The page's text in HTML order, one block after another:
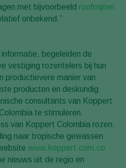
met bijvoorbeeld roofmijten
onbekend.”
begeleiden de
vestiging rozentelers bij hun
productievere manier van
producten en deskundig
consultants van Koppert
te stimuleren.
van Koppert Colombia rozen.
naar tropische gewassen
www.koppert.com.co
nieuws uit de regio en